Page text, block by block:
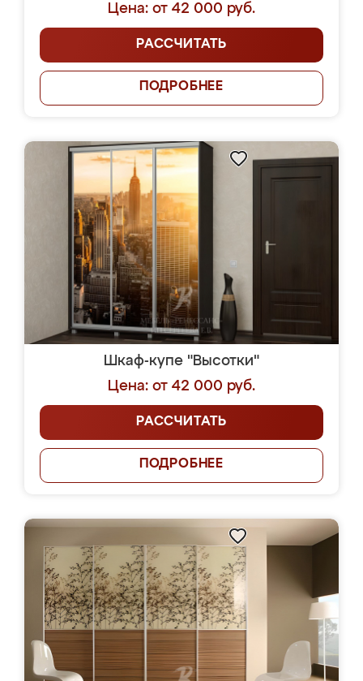
Цена: от 42 000 руб.
РАССЧИТАТЬ
ПОДРОБНЕЕ
Шкаф-купе "Высотки"
Цена: от 42 000 руб.
РАССЧИТАТЬ
ПОДРОБНЕЕ